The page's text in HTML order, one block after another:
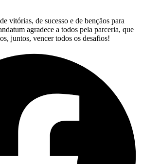
vitórias, de sucesso e de bençãos para
agradece a todos pela parceria, que
juntos, vencer todos os desafios!